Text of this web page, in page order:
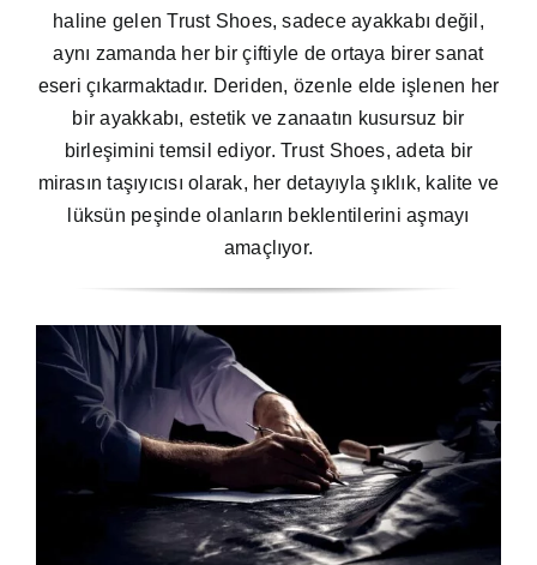
haline gelen Trust Shoes, sadece ayakkabı değil,
aynı zamanda her bir çiftiyle de ortaya birer sanat
eseri çıkarmaktadır. Deriden, özenle elde işlenen her
bir ayakkabı, estetik ve zanaatın kusursuz bir
birleşimini temsil ediyor. Trust Shoes, adeta bir
mirasın taşıyıcısı olarak, her detayıyla şıklık, kalite ve
lüksün peşinde olanların beklentilerini aşmayı
amaçlıyor.